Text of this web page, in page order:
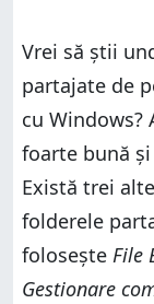
Vrei să știi
partajate de
cu Windows?
foarte bună
Există trei
folderele
folosește File
Gestionare